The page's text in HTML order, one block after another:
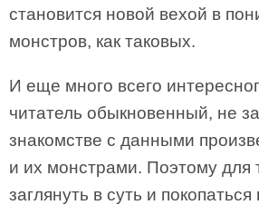
становится новой вехой в
монстров, как таковых.
И еще много всего
читатель обыкновенный, не
знакомстве с данными
и их монстрами. Поэтому для
заглянуть в суть и